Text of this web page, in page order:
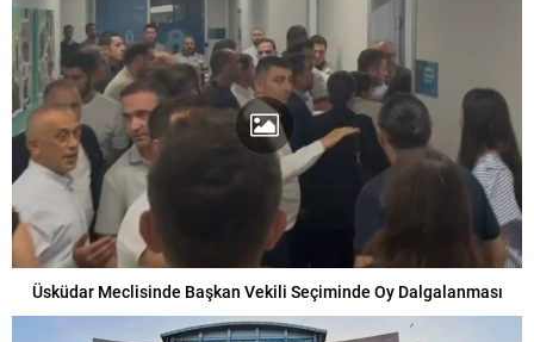
Üsküdar Meclisinde Başkan Vekili Seçiminde Oy Dalgalanması